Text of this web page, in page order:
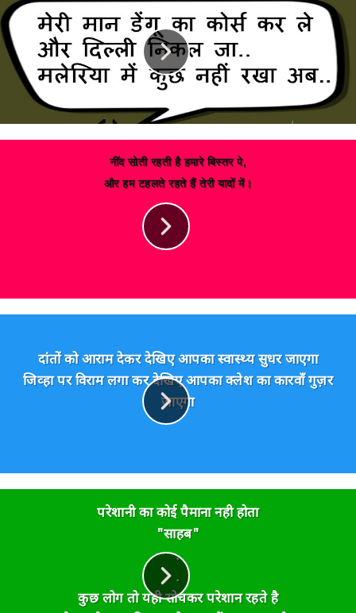
नींद सोती रहती है हमारे बिस्तर पे,
और हम टहलते रहते हैं तेरी यादों में।
दांतों को आराम देकर देखिए आपका स्वास्थ्य सुधर जाएगा
जिव्हा पर विराम लगा कर देखिए आपका क्लेश का कारवाँ गुज़र
जाएगा
परेशानी का कोई पैमाना नही होता
"साहब"
.
.
कुछ लोग तो यही सोचकर परेशान रहते है